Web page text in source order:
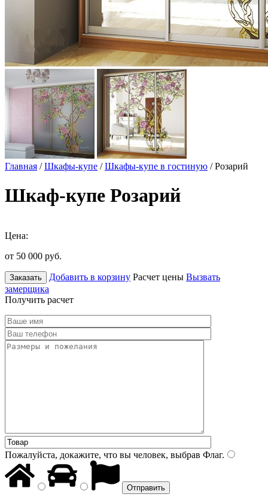
Главная /Шкафы-купе /Шкафы-купе в гостиную / Розарий
Шкаф-купе Розарий
Цена:
от 50 000 руб.
Заказать Добавить в корзину Расчет цены Вызвать
замерщика
Получить расчет
Пожалуйста, докажите, что вы человек, выбрав Флаг.